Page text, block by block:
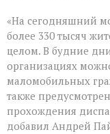
«На сегодняшний
более 330 тысяч
целом. В будние
организациях
маломобильных
также
прохождения
добавил Андрей